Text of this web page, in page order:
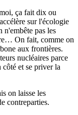
ça fait dix ou
sur l'écologie
n'embête pas les
On fait, comme on
aux frontières.
nucléaires parce
côté et se priver la
on laisse les
contreparties.